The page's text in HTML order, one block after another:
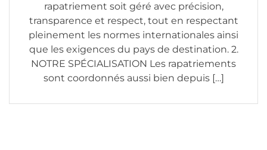
rapatriement soit géré avec précision,
transparence et respect, tout en respectant
pleinement les normes internationales ainsi
que les exigences du pays de destination. 2.
NOTRE SPÉCIALISATION Les rapatriements
sont coordonnés aussi bien depuis […]